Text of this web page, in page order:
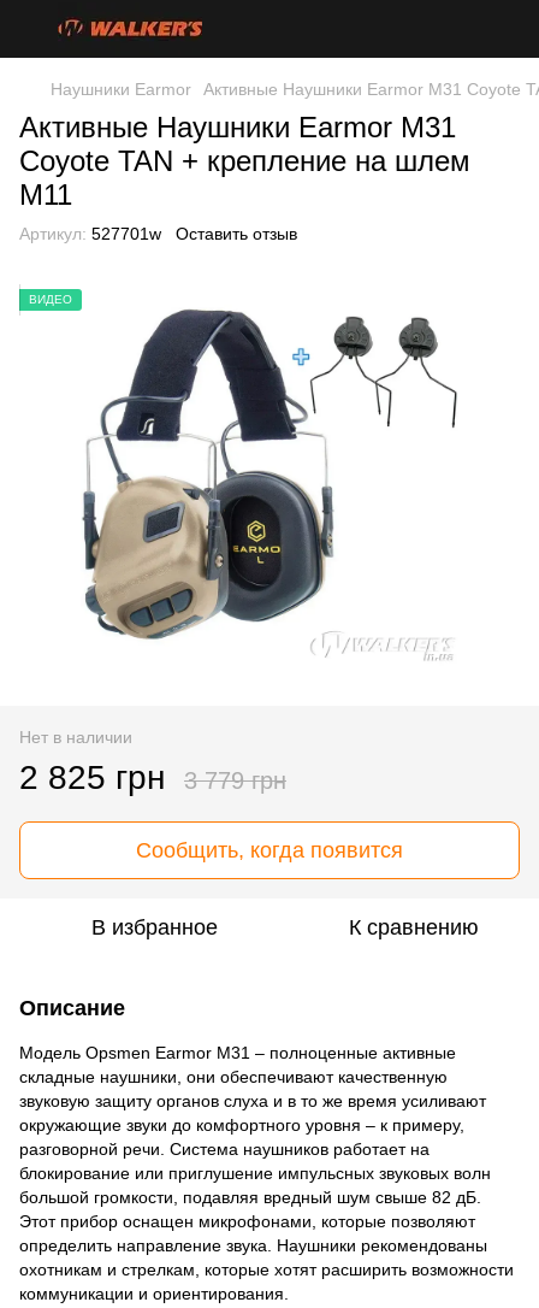
Наушники Earmor Активные Наушники Earmor M31 Coyote
Активные Наушники Earmor M31
Coyote TAN + крепление на шлем
M11
Артикул: 527701w Оставить отзыв
ВИДЕО
Нет в наличии
2 825 грн 3 779 грн
Сообщить, когда появится
В избранное К сравнению
Описание
Модель Opsmen Earmor M31 – полноценные активные
складные наушники, они обеспечивают качественную
звуковую защиту органов слуха и в то же время усиливают
окружающие звуки до комфортного уровня – к примеру,
разговорной речи. Система наушников работает на
блокирование или приглушение импульсных звуковых волн
большой громкости, подавляя вредный шум свыше 82 дБ.
Этот прибор оснащен микрофонами, которые позволяют
определить направление звука. Наушники рекомендованы
охотникам и стрелкам, которые хотят расширить возможности
коммуникации и ориентирования.